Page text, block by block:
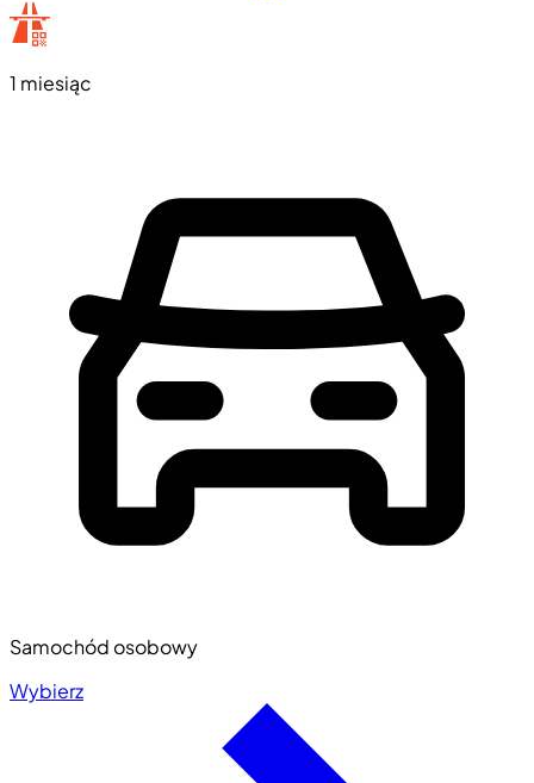
1 miesiąc
Samochód osobowy
Wybierz